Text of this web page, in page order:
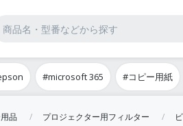
#microsoft 365 #コピー用紙
品 プロジェクター用フィルター